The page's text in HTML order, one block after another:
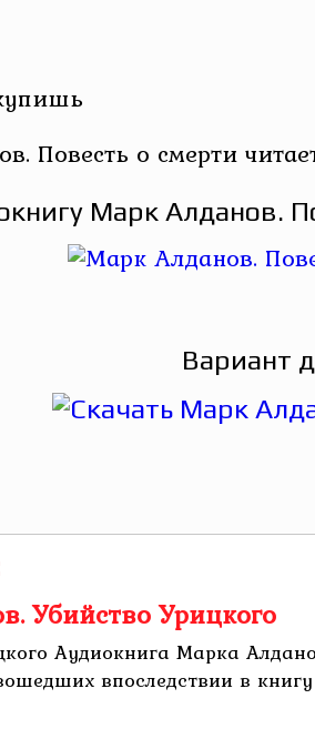
Повесть о смерти
Марк Алданов.
Вариант
Убийство Урицкого
Аудиокнига Марка
впоследствии в